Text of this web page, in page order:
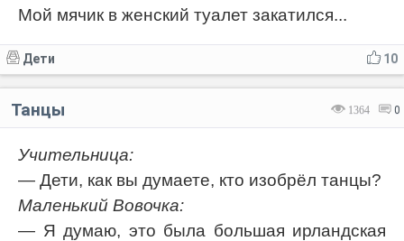
Мой мячик в женский туалет закатился...
10
Дети
1364 0
Танцы
Учительница:
— Дети, как вы думаете, кто изобрёл танцы?
Маленький Вовочка:
— Я думаю, это была большая ирландская